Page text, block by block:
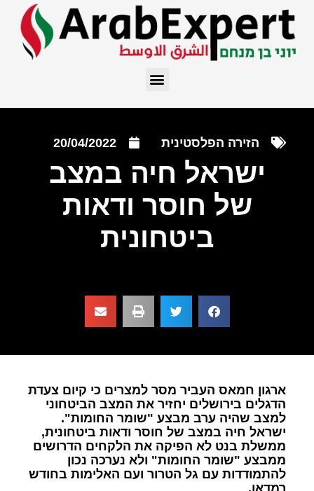
הזירה הפלסטינית 20/04/2022
ישראל חיה במצב
של חוסר ודאות
ביטחונית
ארגון חמאס העביר מסר למצרים כי קיום צעדת
הדגלים בירושלים יחזיר את המצב הביטחוני
למצב שהיה ערב מבצע "שומר החומות".
ישראל חיה במצב של חוסר ודאות ביטחונית,
ממשלת בנט לא הפיקה את הלקחים הדרושים
ממבצע "שומר החומות" ולא נערכה נכון
להתמודדות עם גל הטרור ועם האלימות בחודש